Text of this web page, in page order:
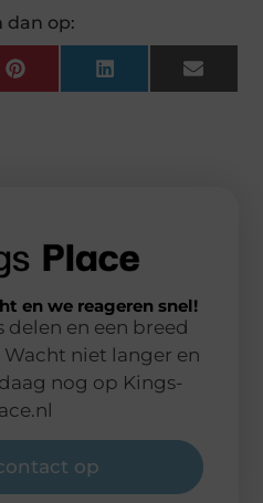
dan op:
PinterestLinkedInEmail
en we reageren snel!
en een breed
niet langer en
nog op Kings-
op